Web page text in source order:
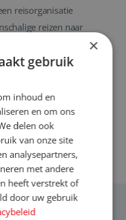
reisorganisatie
reizen naar
voor wintersport,
hebben wij ons
de Lapland
×
gebruik
inhoud en
en om ons
delen ook
van onze site
analysepartners,
met andere
heeft verstrekt of
door uw gebruik